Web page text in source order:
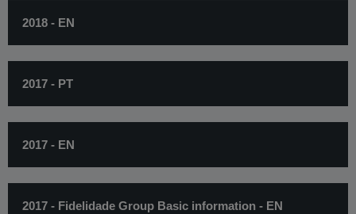
2018​​ - EN
2017 - PT
2017 - EN
2017 - Fidelidade Group Basic information - EN